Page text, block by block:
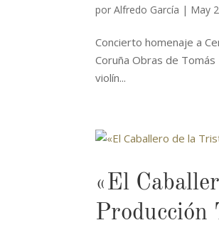
porAlfredo García | May
Concierto homenaje a
Coruña Obras de
violín...
«El
Producción